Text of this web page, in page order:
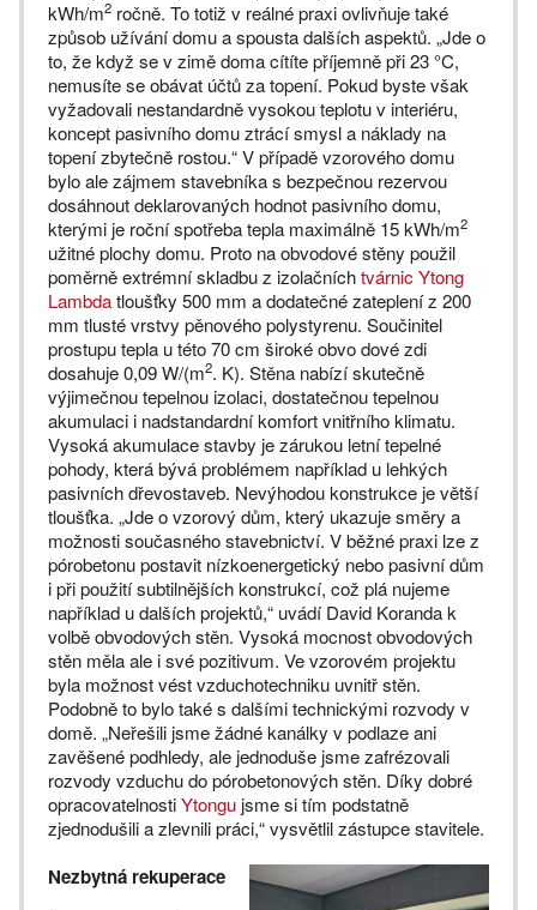
kWh/m2 ročně. To totiž v reálné praxi ovlivňuje také
způsob užívání domu a spousta dalších aspektů. „Jde o
to, že když se v zimě doma cítíte příjemně při 23 °C,
nemusíte se obávat účtů za topení. Pokud byste však
vyžadovali nestandardně vysokou teplotu v interiéru,
koncept pasivního domu ztrácí smysl a náklady na
topení zbytečně rostou.“ V případě vzorového domu
bylo ale zájmem stavebníka s bezpečnou rezervou
dosáhnout deklarovaných hodnot pasivního domu,
kterými je roční spotřeba tepla maximálně 15 kWh/m2
užitné plochy domu. Proto na obvodové stěny použil
poměrně extrémní skladbu z izolačníchtvárnic Ytong
Lambdatloušťky 500 mm a dodatečné zateplení z 200
mm tlusté vrstvy pěnového polystyrenu. Součinitel
prostupu tepla u této 70 cm široké obvo dové zdi
dosahuje 0,09 W/(m2. K). Stěna nabízí skutečně
výjimečnou tepelnou izolaci, dostatečnou tepelnou
akumulaci i nadstandardní komfort vnitřního klimatu.
Vysoká akumulace stavby je zárukou letní tepelné
pohody, která bývá problémem například u lehkých
pasivních dřevostaveb. Nevýhodou konstrukce je větší
tloušťka. „Jde o vzorový dům, který ukazuje směry a
možnosti současného stavebnictví. V běžné praxi lze z
pórobetonu postavit nízkoenergetický nebo pasivní dům
i při použití subtilnějších konstrukcí, což plá nujeme
například u dalších projektů,“ uvádí David Koranda k
volbě obvodových stěn. Vysoká mocnost obvodových
stěn měla ale i své pozitivum. Ve vzorovém projektu
byla možnost vést vzduchotechniku uvnitř stěn.
Podobně to bylo také s dalšími technickými rozvody v
domě. „Neřešili jsme žádné kanálky v podlaze ani
zavěšené podhledy, ale jednoduše jsme zafrézovali
rozvody vzduchu do pórobetonových stěn. Díky dobré
opracovatelnostiYtongu jsme si tím podstatně
zjednodušili a zlevnili práci,“ vysvětlil zástupce stavitele.
Nezbytná rekuperace